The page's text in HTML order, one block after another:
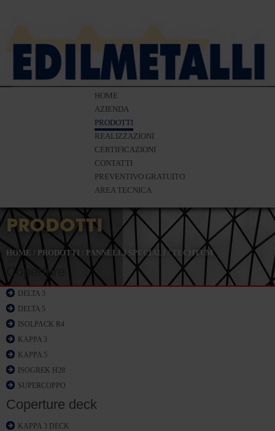
HOME
AZIENDA
PRODOTTI
REALIZZAZIONI
CERTIFICAZIONI
CONTATTI
PREVENTIVO GRATUITO
AREA TECNICA
PRODOTTI
HOME / PRODOTTI / PANNELLI SPECIALI /TECHTUM
Coperture
DELTA 3
DELTA 5
ISOLPACK R4
KAPPA 3
KAPPA 5
ISOGREK H28
SUPERCOPPO
Coperture deck
KAPPA 3 DECK